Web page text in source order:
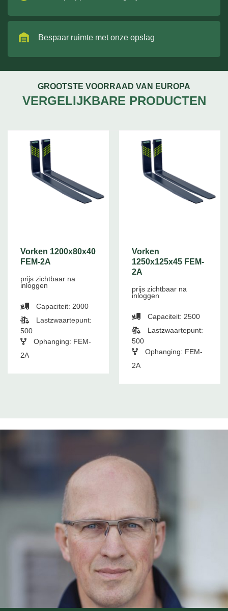
Bespaar ruimte met onze opslag
GROOTSTE VOORRAAD VAN EUROPA
VERGELIJKBARE PRODUCTEN
Vorken 1200x80x40
FEM-2A
prijs zichtbaar na
inloggen
Capaciteit: 2000
Lastzwaartepunt:
500
Ophanging: FEM-
2A
Vorken
1250x125x45 FEM-
2A
prijs zichtbaar na
inloggen
Capaciteit: 2500
Lastzwaartepunt:
500
Ophanging: FEM-
2A